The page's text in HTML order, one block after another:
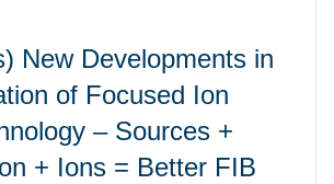
New Developments in
of Focused Ion
– Sources +
+ Ions = Better FIB